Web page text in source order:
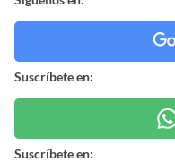
Suscríbete en:
Suscríbete en: